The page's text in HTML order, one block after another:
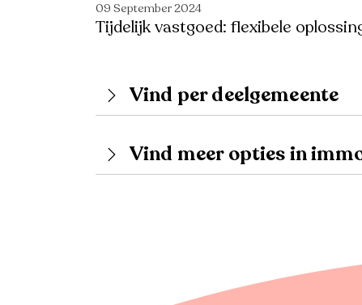
09 September 2024
Tijdelijk vastgoed: flexibele
Vind per deelgemeente
Vind meer opties in